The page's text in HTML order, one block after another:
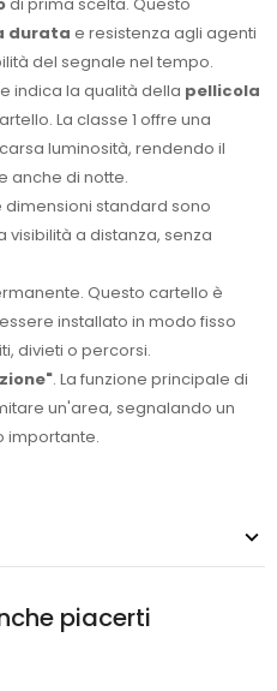
durata e resistenza agli agenti
del segnale nel tempo.
indica la qualità della pellicola
La classe 1 offre una
luminosità, rendendo il
anche di notte.
dimensioni standard sono
a distanza, senza
Questo cartello è
installato in modo fisso
divieti o percorsi.
. La funzione principale di
un'area, segnalando un
importante.
piacerti